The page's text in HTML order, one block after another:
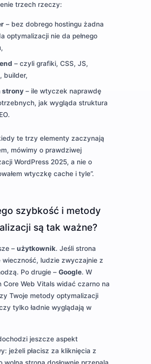
trzech rzeczy:
– bez dobrego hostingu żadna
optymalizacji nie da pełnego
– czyli grafiki, CSS, JS,
builder,
strony – ile wtyczek naprawdę
jak wygląda struktura
te trzy elementy zaczynają
mówimy o prawdziwej
WordPress 2025, a nie o
wtyczkę cache i tyle”.
szybkość i metody
są tak ważne?
–użytkownik. Jeśli strona
wieczność, ludzie zwyczajnie z
Po drugie –Google. W
Core Web Vitals widać czarno na
Twoje metody optymalizacji
tylko ładnie wyglądają w
jeszcze aspekt
jeżeli płacisz za kliknięcia z